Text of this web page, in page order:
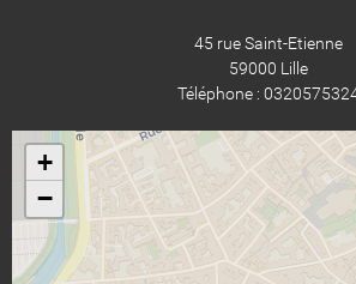
45 rue Saint-Etienne
59000 Lille
Téléphone :
+
−